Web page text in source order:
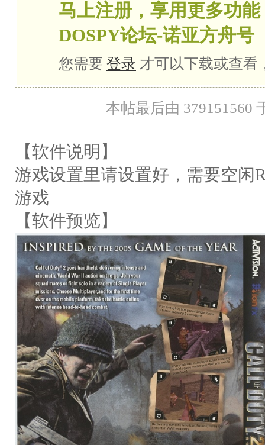
马上注册，享用更多功
DOSPY论坛-诺亚方舟号
您需要 登录 才可以下载或查看
本帖最后由 379151560
【软件说明】
游戏设置里请设置好，需要空闲
游戏
【软件预览】